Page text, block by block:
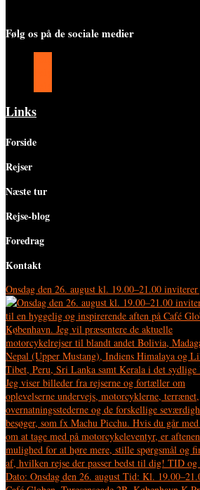
Følg os på de sociale medier
Links
Forside
Rejser
Næste tur
Rejse-blog
Foredrag
Kontakt
Onsdag den 26. august kl. 19.00–21.00